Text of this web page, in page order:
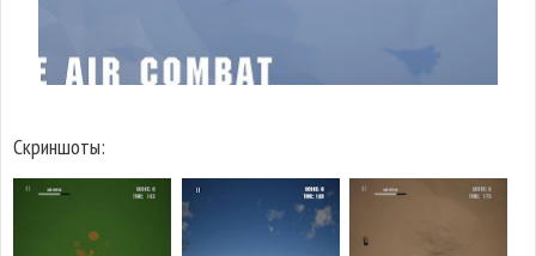
Скриншоты: